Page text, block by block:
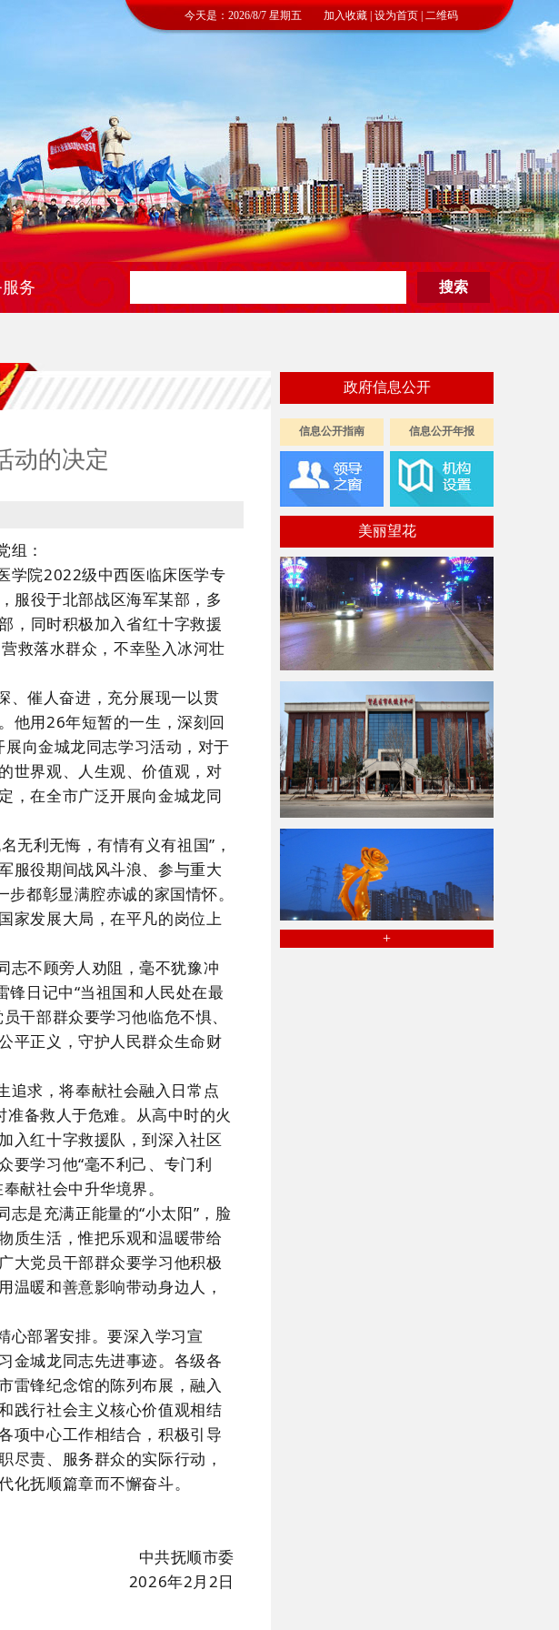
今天是：2026/8/7 星期五 加入收藏 | 设为首页 | 二维码
务
动的决定
组：
学院2022级中西医临床医学专
服役于北部战区海军某部 ， 多
， 同时积极加入省红十字救援
救落水群众，不幸坠入冰河壮
、催人奋进，充分展现一以贯
他用26年短暂的一生 ，深刻回
展向金城龙同志学习活动，对于
世界观、人生观、价值观，对
，在全市广泛开展向金城龙同
无利无悔，有情有义有祖国”，
服役期间战风斗浪、参与重大
步都彰显满腔赤诚的家国情怀。
家发展大局，在平凡的岗位上
志不顾旁人劝阻，毫不犹豫冲
锋日记中“当祖国和人民处在最
干部群众要学习他临危不惧、
平正义，守护人民群众生命财
追求，将奉献社会融入日常点
准备救人于危难。 从高中时的火
入红十字救援队，到深入社区
要学习他“毫不利己、专门利
献社会中升华境界。
志是充满正能量的“小太阳”， 脸
质生活，惟把乐观和温暖带给
大党员干部群众要学习他积极
温暖和善意影响带动身边人，
心部署安排。要深入学习宣
金城龙同志先进事迹。各级各
雷锋纪念馆的陈列布展，融入
践行社会主义核心价值观相结
项中心工作相结合，积极引导
尽责、服务群众的实际行动，
抚顺篇章而不懈奋斗。
中共抚顺市委
2026年2月2日
政府信息公开
信息公开指南 信息公开年报
美丽望花
+